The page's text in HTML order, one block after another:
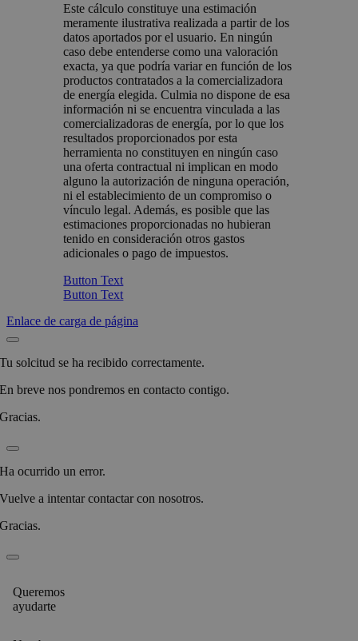
Este cálculo constituye una estimación
meramente ilustrativa realizada a partir de los
datos aportados por el usuario. En ningún
caso debe entenderse como una valoración
exacta, ya que podría variar en función de los
productos contratados a la comercializadora
de energía elegida. Culmia no dispone de esa
información ni se encuentra vinculada a las
comercializadoras de energía, por lo que los
resultados proporcionados por esta
herramienta no constituyen en ningún caso
una oferta contractual ni implican en modo
alguno la autorización de ninguna operación,
ni el establecimiento de un compromiso o
vínculo legal. Además, es posible que las
estimaciones proporcionadas no hubieran
tenido en consideración otros gastos
adicionales o pago de impuestos.
Button Text
Button Text
Enlace de carga de página
Tu solcitud se ha recibido correctamente.
En breve nos pondremos en contacto contigo.
Gracias.
Ha ocurrido un error.
Vuelve a intentar contactar con nosotros.
Gracias.
Queremos
ayudarte